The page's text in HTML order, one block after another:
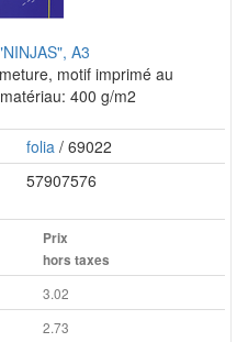
A3
motif imprimé au
400 g/m2
folia / 69022
57907576
Prix
hors taxes
3.02
2.73